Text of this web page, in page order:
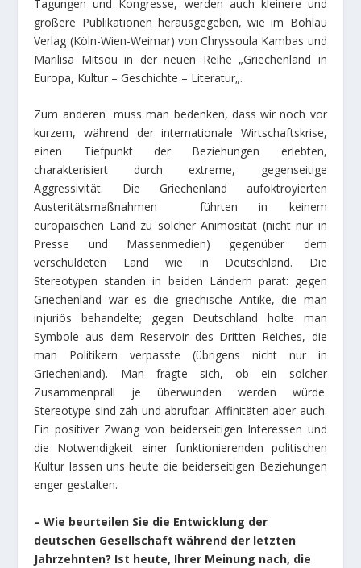
Tagungen und Kongresse, werden auch kleinere und
größere Publikationen herausgegeben, wie im Böhlau
Verlag (Köln-Wien-Weimar) von Chryssoula Kambas und
Marilisa Mitsou in der neuen Reihe „Griechenland in
Europa, Kultur – Geschichte – Literatur„.
Zum anderen muss man bedenken, dass wir noch vor
kurzem, während der internationale Wirtschaftskrise,
einen Tiefpunkt der Beziehungen erlebten,
charakterisiert durch extreme, gegenseitige
Aggressivität. Die Griechenland aufoktroyierten
Austeritätsmaßnahmen führten in keinem
europäischen Land zu solcher Animosität (nicht nur in
Presse und Massenmedien) gegenüber dem
verschuldeten Land wie in Deutschland. Die
Stereotypen standen in beiden Ländern parat: gegen
Griechenland war es die griechische Antike, die man
injuriös behandelte; gegen Deutschland holte man
Symbole aus dem Reservoir des Dritten Reiches, die
man Politikern verpasste (übrigens nicht nur in
Griechenland). Man fragte sich, ob ein solcher
Zusammenprall je überwunden werden würde.
Stereotype sind zäh und abrufbar. Affinitäten aber auch.
Ein positiver Zwang von beiderseitigen Interessen und
die Notwendigkeit einer funktionierenden politischen
Kultur lassen uns heute die beiderseitigen Beziehungen
enger gestalten.
– Wie beurteilen Sie die Entwicklung der
deutschen Gesellschaft während der letzten
Jahrzehnten? Ist heute, Ihrer Meinung nach, die